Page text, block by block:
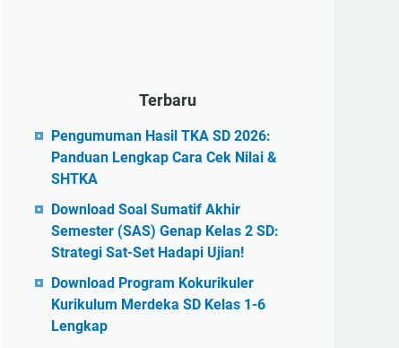
Terbaru
Pengumuman Hasil TKA SD 2026:
Panduan Lengkap Cara Cek Nilai &
SHTKA
Download Soal Sumatif Akhir
Semester (SAS) Genap Kelas 2 SD:
Strategi Sat-Set Hadapi Ujian!
Download Program Kokurikuler
Kurikulum Merdeka SD Kelas 1-6
Lengkap